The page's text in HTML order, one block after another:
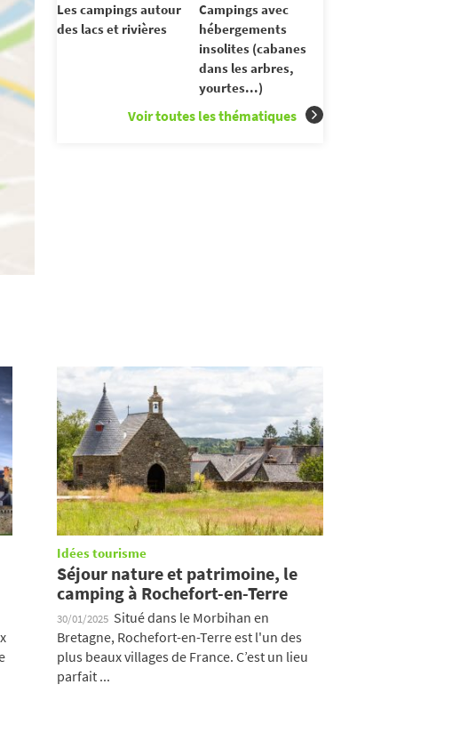
Les campings autour
des lacs et rivières
Campings avec
hébergements
insolites (cabanes
dans les arbres,
yourtes...)
Voir toutes les thématiques
Idées tourisme
Séjour nature et patrimoine, le
camping à Rochefort-en-Terre
30/01/2025 Situé dans le Morbihan en
Bretagne, Rochefort-en-Terre est l'un des
plus beaux villages de France. C’est un lieu
parfait ...